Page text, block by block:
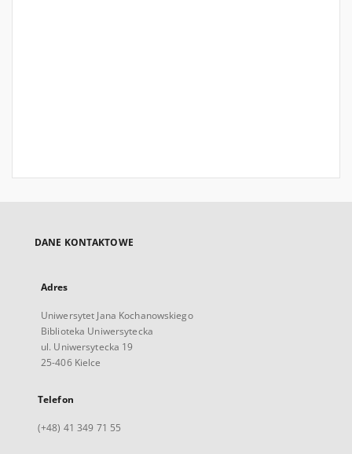
DANE KONTAKTOWE
Adres
Uniwersytet Jana Kochanowskiego
Biblioteka Uniwersytecka
ul. Uniwersytecka 19
25-406 Kielce
Telefon
(+48) 41 349 71 55